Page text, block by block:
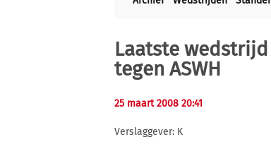
Laatste
tegen ASWH
25 maart 2008 20:41
Verslaggever: K